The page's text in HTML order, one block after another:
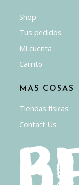
Shop
Tus pedidos
Mi cuenta
Carrito
MAS COSAS
Tiendas físicas
Contact Us